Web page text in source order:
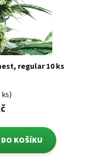
regular 10 ks
DO KOŠÍKU